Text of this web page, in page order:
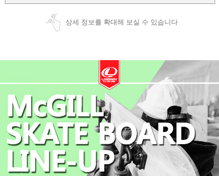
상세 정보를 확대해 보실 수 있습니다